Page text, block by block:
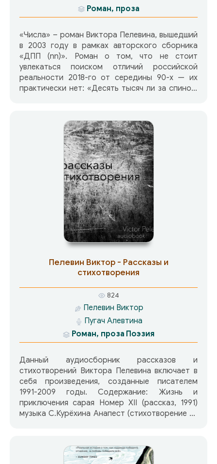
Роман, проза
«Числа» – роман Виктора Пелевина, вышедший
в 2003 году в рамках авторского сборника
«ДПП (nn)». Роман о том, что не стоит
увлекаться поиском отличий российской
реальности 2018-го от середины 90-х — их
практически нет: «Десять тысяч ли за спиной,
можем видеть, как легко перехватывается та
сила, которую каждый из нас вкладывает в те
или иные ценности. О том, как посредством
манипулирования самыми важными человеку
образами вся его жизнь перенаправляется в
русло, выгодное кому-то недоброму. Однако,
чем выше сила концентрации, тем больше
шансов выйти за пределы «себя». Ведь все
светящиеся знаки на пути — лишь отражатели
твоего изначального света.
Пелевин Виктор - Рассказы и
стихотворения
824
Пелевин Виктор
Пугач Алевтина
Роман, проза Поэзия
Данный аудиосборник рассказов и
стихотворений Виктора Пелевина включает в
себя произведения, созданные писателем
1991-2009 годы. Содержание: Жизнь и
приключения сарая Номер XII (рассказ, 1991)
музыка С.Курёхина Анапест (стихотворение из
который я хотел перейти (рассказ, 2001)
музыка Shoom Запись о поиске ветра (рассказ